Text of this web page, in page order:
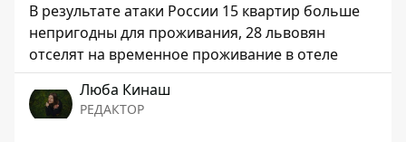
В результате атаки России 15 квартир больше
непригодны для проживания, 28 львовян
отселят на временное проживание в отеле
Люба Кинаш
РЕДАКТОР